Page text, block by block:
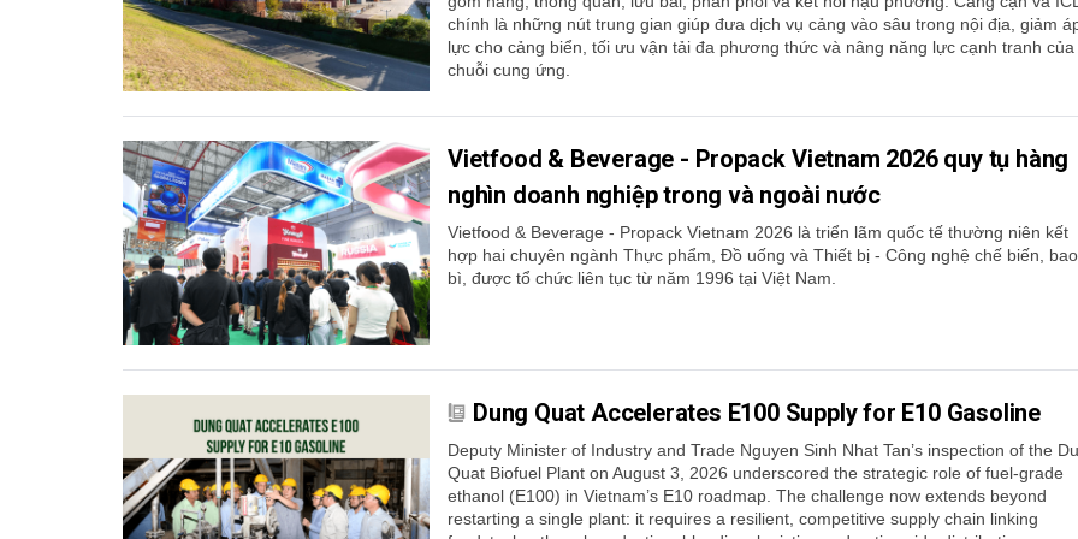
chính là những nút trung gian giúp đưa dịch vụ cảng vào sâu trong nội địa, giảm
lực cho cảng biển, tối ưu vận tải đa phương thức và nâng năng lực cạnh tranh của
chuỗi cung ứng.
Vietfood & Beverage - Propack Vietnam 2026 quy tụ hàng
nghìn doanh nghiệp trong và ngoài nước
Vietfood & Beverage - Propack Vietnam 2026 là triển lãm quốc tế thường niên kết
hợp hai chuyên ngành Thực phẩm, Đồ uống và Thiết bị - Công nghệ chế biến, bao
bì, được tổ chức liên tục từ năm 1996 tại Việt Nam.
Dung Quat Accelerates E100 Supply for E10 Gasoline
Deputy Minister of Industry and Trade Nguyen Sinh Nhat Tan’s inspection of the
Quat Biofuel Plant on August 3, 2026 underscored the strategic role of fuel-grade
ethanol (E100) in Vietnam’s E10 roadmap. The challenge now extends beyond
restarting a single plant: it requires a resilient, competitive supply chain linking